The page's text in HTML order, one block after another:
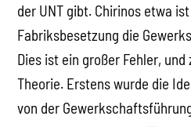
der UNT gibt. Chirinos etwa
Fabriksbesetzung die
Dies ist ein großer Fehler,
Theorie. Erstens wurde die
von der